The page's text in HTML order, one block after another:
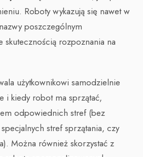
Roboty wykazują się nawet w
poszczególnym
rozpoznania na
użytkownikowi samodzielnie
i kiedy robot ma sprzątać,
odpowiednich stref (bez
stref sprzątania, czy
Można również skorzystać z